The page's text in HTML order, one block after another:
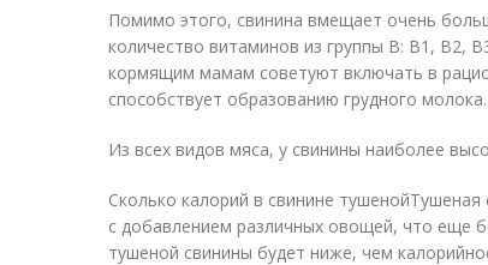
Помимо этого, свинина вмещает очень
количество витаминов из группы В: В1, В2,
кормящим мамам советуют включать в
способствует образованию грудного молока.
Из всех видов мяса, у свинины наиболее
Сколько калорий в свинине
с добавлением различных овощей, что еще
тушеной свинины будет ниже, чем